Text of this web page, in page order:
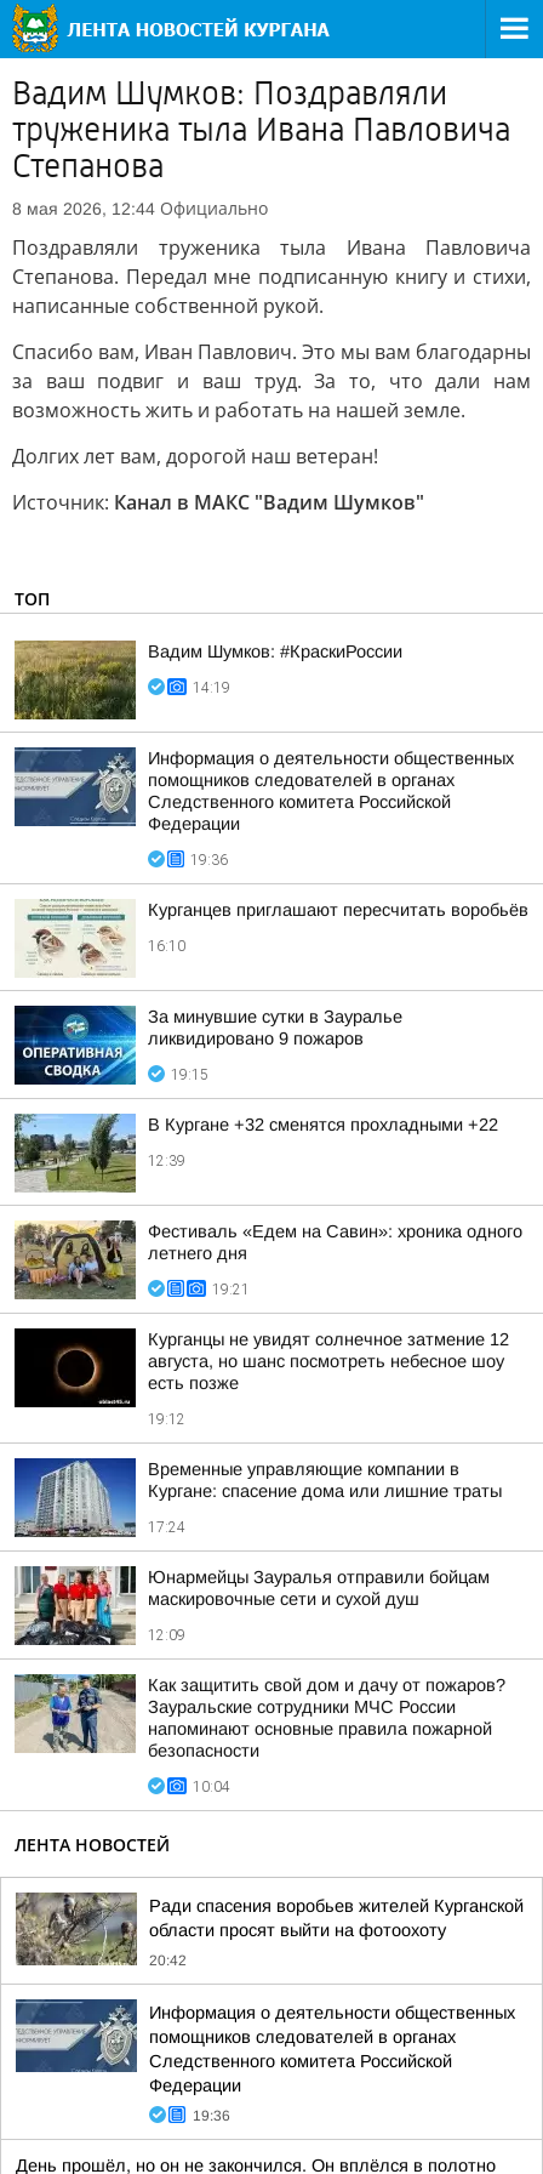
Вадим Шумков: Поздравляли
труженика тыла Ивана Павловича
Степанова
8 мая 2026, 12:44 Официально
Поздравляли труженика тыла Ивана Павловича
Степанова. Передал мне подписанную книгу и стихи,
написанные собственной рукой.
Спасибо вам, Иван Павлович. Это мы вам благодарны
за ваш подвиг и ваш труд. За то, что дали нам
возможность жить и работать на нашей земле.
Долгих лет вам, дорогой наш ветеран!
Источник: Канал в МАКС "Вадим Шумков"
ТОП
Вадим Шумков: #КраскиРоссии
14:19
Информация о деятельности общественных
помощников следователей в органах
Следственного комитета Российской
Федерации
19:36
Курганцев приглашают пересчитать воробьёв
16:10
За минувшие сутки в Зауралье
ликвидировано 9 пожаров
19:15
В Кургане +32 сменятся прохладными +22
12:39
Фестиваль «Едем на Савин»: хроника одного
летнего дня
19:21
Курганцы не увидят солнечное затмение 12
августа, но шанс посмотреть небесное шоу
есть позже
19:12
Временные управляющие компании в
Кургане: спасение дома или лишние траты
17:24
Юнармейцы Зауралья отправили бойцам
маскировочные сети и сухой душ
12:09
Как защитить свой дом и дачу от пожаров?
Зауральские сотрудники МЧС России
напоминают основные правила пожарной
безопасности
10:04
ЛЕНТА НОВОСТЕЙ
Ради спасения воробьев жителей Курганской
области просят выйти на фотоохоту
20:42
Информация о деятельности общественных
помощников следователей в органах
Следственного комитета Российской
Федерации
19:36
День прошёл, но он не закончился. Он вплёлся в полотно